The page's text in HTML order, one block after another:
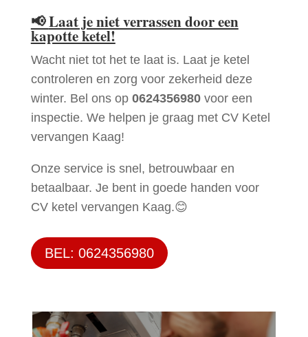
📢Laat je niet verrassen door een
kapotte ketel!
Wacht niet tot het te laat is. Laat je ketel
controleren en zorg voor zekerheid deze
winter. Bel ons op 0624356980voor een
inspectie. We helpen je graag met CV Ketel
vervangen Kaag!
Onze service is snel, betrouwbaar en
betaalbaar. Je bent in goede handen voor
CV ketel vervangen Kaag.😊
BEL: 0624356980